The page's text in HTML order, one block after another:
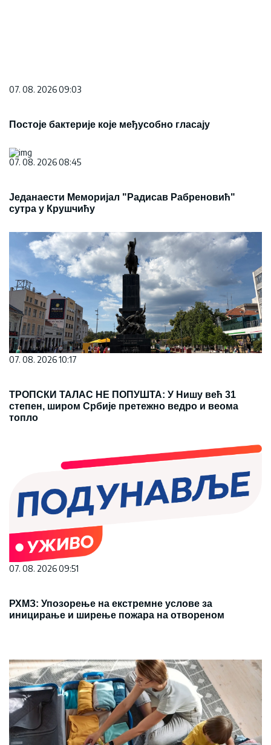
07. 08. 2026 09:03
Постоје бактерије које међусобно гласају
07. 08. 2026 08:45
Једанаести Меморијал "Радисав Рабреновић"
сутра у Крушчићу
07. 08. 2026 10:17
ТРОПСКИ ТАЛАС НЕ ПОПУШТА: У Нишу већ 31
степен, широм Србије претежно ведро и веома
топло
07. 08. 2026 09:51
РХМЗ: Упозорење на екстремне услове за
иницирање и ширење пожара на отвореном